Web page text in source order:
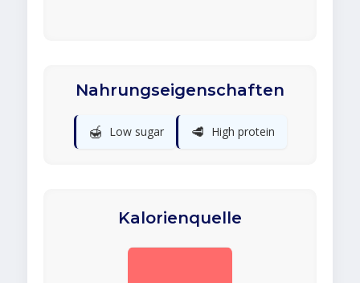
Nahrungseigenschaften
🍯 Low sugar 🥩 High protein
Kalorienquelle